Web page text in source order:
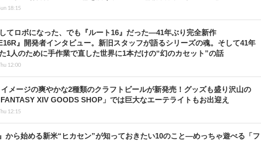
18:15
てロボになった、でも『ルート16』だった―41年ぶり完全新作
』開発者インタビュー。新旧スタッフが語るシリーズの魂。そして41年
1人のために手作業で直した世界に1本だけの“幻のカセット”の話
12:00
イメージの爽やかな2種類のクラフトビールが新発売！グッズも盛り沢山の
FANTASY XIV GOODS SHOP」では巨大なエーテライトもお出迎え
12:15
から始める新米“ヒカセン”が知っておきたい10のこと―めっちゃ遊べる「フ